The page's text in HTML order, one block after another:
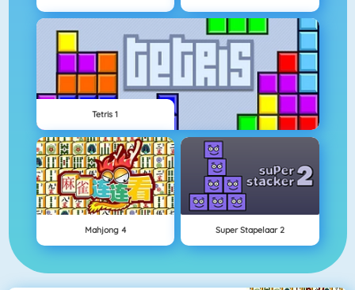
Tetris 1
Mahjong 4 Super Stapelaar 2